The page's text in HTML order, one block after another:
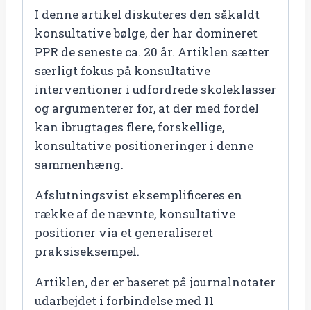
I denne artikel diskuteres den såkaldt
konsultative bølge, der har domineret
PPR de seneste ca. 20 år. Artiklen sætter
særligt fokus på konsultative
interventioner i udfordrede skoleklasser
og argumenterer for, at der med fordel
kan ibrugtages flere, forskellige,
konsultative positioneringer i denne
sammenhæng.
Afslutningsvist eksemplificeres en
række af de nævnte, konsultative
positioner via et generaliseret
praksiseksempel.
Artiklen, der er baseret på journalnotater
udarbejdet i forbindelse med 11